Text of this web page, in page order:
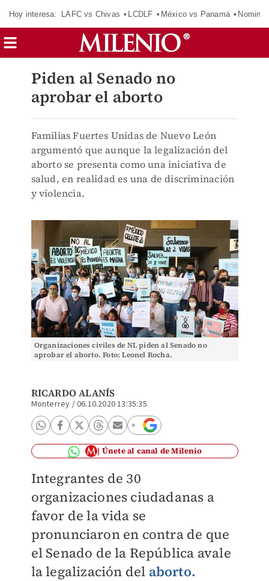
Hoy interesa: LAFC vs Chivas LCDLF México vs Panamá
Piden al Senado no
aprobar el aborto
Familias Fuertes Unidas de Nuevo León
argumentó que aunque la legalización del
aborto se presenta como una iniciativa de
salud, en realidad es una de discriminación
y violencia.
Organizaciones civiles de NL piden al Senado no
aprobar el aborto. Foto: Leonel Rocha.
RICARDO ALANÍS
Monterrey /06.10.2020 13:35:35
Únete al canal de Milenio
Integrantes de 30
organizaciones ciudadanas a
favor de la vida se
pronunciaron en contra de que
el Senado de la República avale
la legalización del aborto.